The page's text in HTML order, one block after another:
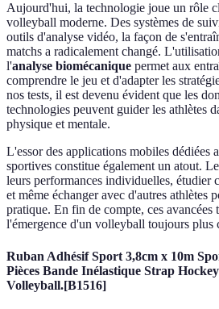
Aujourd'hui, la technologie joue un rôle
volleyball moderne. Des systèmes de
outils d'analyse vidéo, la façon de
matchs a radicalement changé.
l'analyse biomécanique permet aux
comprendre le jeu et d'adapter les
nos tests, il est devenu évident que les
technologies peuvent guider les athlètes
physique et mentale.
L'essor des applications mobiles dédiées
sportives constitue également un atout.
leurs performances individuelles, étudier
et même échanger avec d'autres athlètes
pratique. En fin de compte, ces
l'émergence d'un volleyball toujours plus
Ruban Adhésif Sport 3,8cm x 10m
Pièces Bande Inélastique Strap
Volleyball.[B1516]